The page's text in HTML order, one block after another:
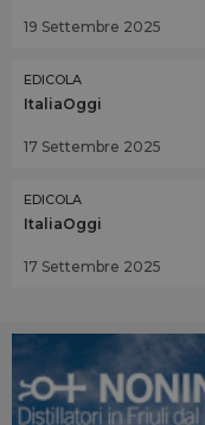
19 Settembre 2025
EDICOLA
ItaliaOggi
17 Settembre 2025
EDICOLA
ItaliaOggi
17 Settembre 2025